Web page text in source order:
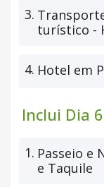
3.
turístico -
4. Hotel em
Inclui Dia 6
1. Passeio e
e Taquile